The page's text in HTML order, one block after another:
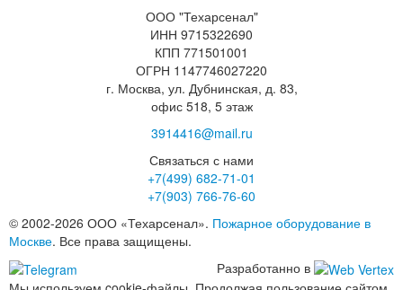
ООО "Техарсенал"
ИНН 9715322690
КПП 771501001
ОГРН 1147746027220
г. Москва, ул. Дубнинская, д. 83,
офис 518, 5 этаж
3914416@mail.ru
Связаться с нами
+7(499) 682-71-01
+7(903) 766-76-60
© 2002-2026 ООО «Техарсенал». Пожарное оборудование в
Москве. Все права защищены.
Разработанно в